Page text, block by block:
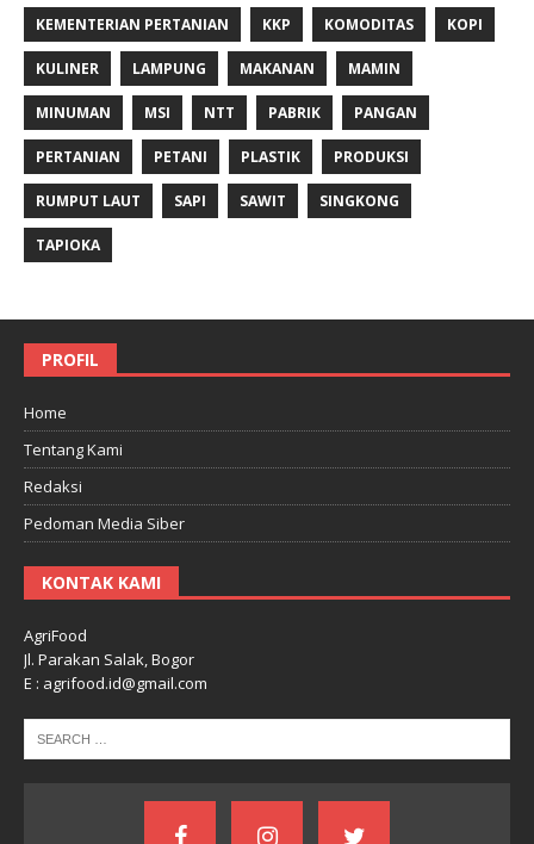
KEMENTERIAN PERTANIAN KKP KOMODITAS KOPI
KULINER LAMPUNG MAKANAN MAMIN
MINUMAN MSI NTT PABRIK PANGAN
PERTANIAN PETANI PLASTIK PRODUKSI
RUMPUT LAUT SAPI SAWIT SINGKONG
TAPIOKA
PROFIL
Home
Tentang Kami
Redaksi
Pedoman Media Siber
KONTAK KAMI
AgriFood
Jl. Parakan Salak, Bogor
E : agrifood.id@gmail.com